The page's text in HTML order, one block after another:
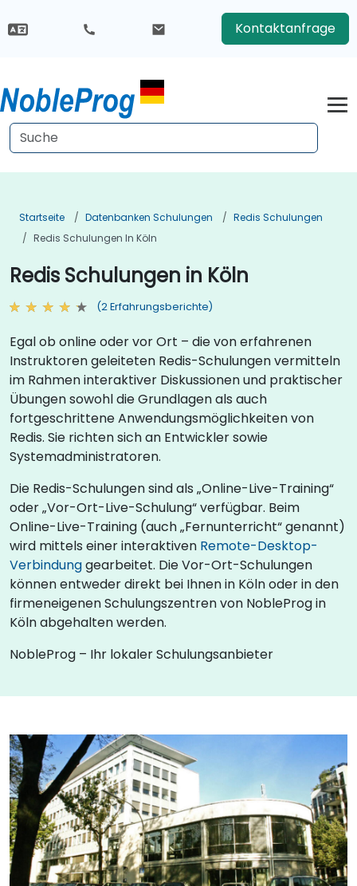
Kontaktanfrage
Startseite Datenbanken Schulungen
Redis Schulungen
Redis Schulungen In Köln
Redis Schulungen in Köln
(2 Erfahrungsberichte)
Egal ob online oder vor Ort – die von erfahrenen
Instruktoren geleiteten Redis-Schulungen vermitteln
im Rahmen interaktiver Diskussionen und praktischer
Übungen sowohl die Grundlagen als auch
fortgeschrittene Anwendungsmöglichkeiten von
Redis. Sie richten sich an Entwickler sowie
Systemadministratoren.
Die Redis-Schulungen sind als „Online-Live-Training“
oder „Vor-Ort-Live-Schulung“ verfügbar. Beim
Online-Live-Training (auch „Fernunterricht“ genannt)
wird mittels einer interaktiven Remote-Desktop-
Verbindunggearbeitet. Die Vor-Ort-Schulungen
können entweder direkt bei Ihnen in Köln oder in den
firmeneigenen Schulungszentren von NobleProg in
Köln abgehalten werden.
NobleProg – Ihr lokaler Schulungsanbieter